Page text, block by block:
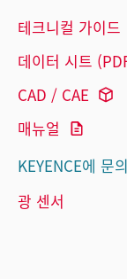
테크니컬 가이드
데이터 시트
CAD / CAE
매뉴얼
KEYENCE에 문의
광 센서